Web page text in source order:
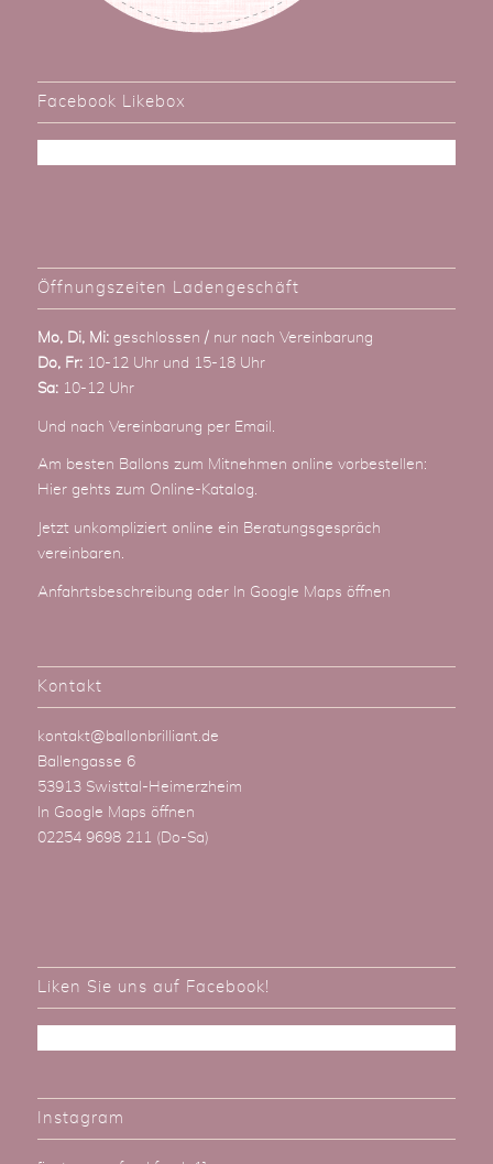
Facebook Likebox
Öffnungszeiten Ladengeschäft
Mo, Di, Mi:geschlossen / nur nach Vereinbarung
Do, Fr:10-12 Uhr und 15-18 Uhr
Sa:10-12 Uhr
Und nach Vereinbarung per Email
Am besten Ballons zum Mitnehmen online vorbestellen:
Hier gehts zum Online-Katalog.
Jetzt unkompliziert online ein Beratungsgespräch
vereinbaren.
Anfahrtsbeschreibung oder In Google Maps öffnen
Kontakt
kontakt@ballonbrilliant.de
Ballengasse 6
53913 Swisttal-Heimerzheim
In Google Maps öffnen
02254 9698 211 (Do-Sa)
Liken Sie uns auf Facebook!
Instagram